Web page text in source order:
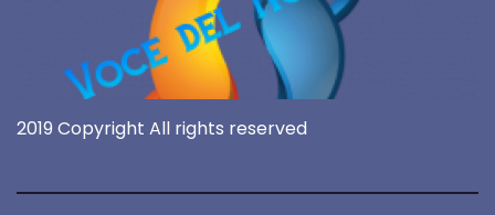
2019 Copyright All rights reserved